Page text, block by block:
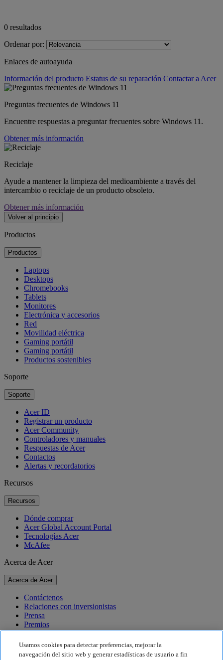
0 resultados
Ordenar por:
Enlaces de autoayuda
Información del producto Estatus de su reparación Contactar a Acer
Preguntas frecuentes de Windows 11
Encuentre respuestas a preguntar frecuentes sobre Windows 11.
Obtener más información
Reciclaje
Ayude a mantener la limpieza del medioambiente a través del
intercambio o reciclaje de un producto obsoleto.
Obtener más información
Volver al principio
Productos
Productos
Laptops
Desktops
Chromebooks
Tablets
Monitores
Electrónica y accesorios
Red
Movilidad eléctrica
Gaming portátil
Gaming portátil
Productos sostenibles
Soporte
Soporte
Acer ID
Registrar un producto
Acer Community
Controladores y manuales
Respuestas de Acer
Contactos
Alertas y recordatorios
Recursos
Recursos
Dónde comprar
Acer Global Account Portal
Tecnologías Acer
McAfee
Acerca de Acer
Acerca de Acer
Contáctenos
Relaciones con inversionistas
Prensa
Premios
Eventos
Sostenibilidad
Usamos cookies para detectar preferencias, mejorar la
navegación del sitio web y generar estadísticas de usuario a fin